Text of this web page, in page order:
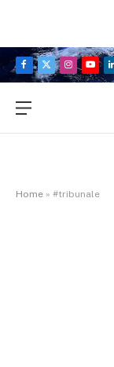
Facebook
X
Home » #tribunale